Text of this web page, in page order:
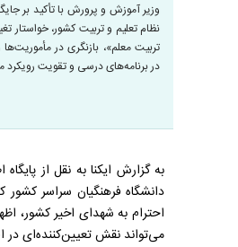
وزیر آموزش و پرورش با تأکید بر
نظام تعلیم و تربیت کشور، خواستار
تربیت معلم»، بازنگری در
در برنامه‌های درسی و تقویت رویکرد
دانشگاه فرهنگیان سراسر
احترام به شهدای اخیر کشور،
می‌تواند نقش تعیین‌کننده‌ای در